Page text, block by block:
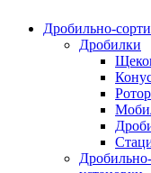
Дробильно-
Дробилки